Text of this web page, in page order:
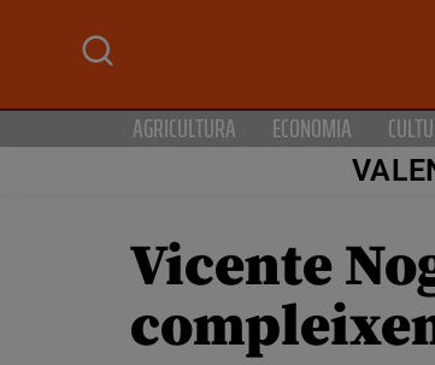
AGRICULTURA ECONOMIA
Vicente